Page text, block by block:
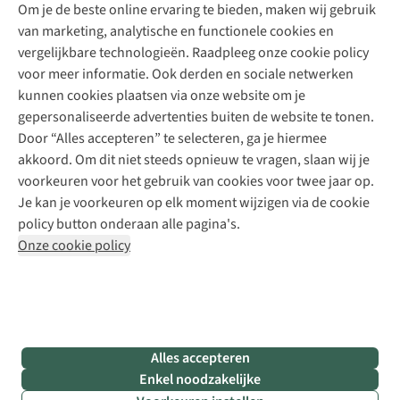
Om je de beste online ervaring te bieden, maken wij gebruik
van marketing, analytische en functionele cookies en
vergelijkbare technologieën. Raadpleeg onze cookie policy
voor meer informatie. Ook derden en sociale netwerken
kunnen cookies plaatsen via onze website om je
gepersonaliseerde advertenties buiten de website te tonen.
Door “Alles accepteren” te selecteren, ga je hiermee
akkoord. Om dit niet steeds opnieuw te vragen, slaan wij je
voorkeuren voor het gebruik van cookies voor twee jaar op.
Je kan je voorkeuren op elk moment wijzigen via de cookie
policy button onderaan alle pagina's.
Onze cookie policy
Alles accepteren
Enkel noodzakelijke
Schoenherstelling
Kledingherstelling
Retouches
Voor bedrijven
Explore Camp
Gear Check
Inspiratie & advies
Meld je aan voor de nieuwsbrief
Follow us
Disclaimer Privacy Policy
Algemene voorwaarden
Cookie Policy